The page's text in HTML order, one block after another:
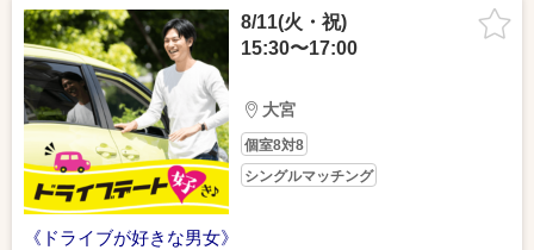
8/11(火・祝)
15:30〜17:00
大宮
個室8対8
シングルマッチング
《ドライブが好きな男女》